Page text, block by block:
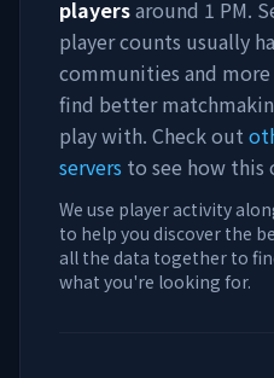
playersaround 1 PM.
player counts usually
communities and
find better
play with. Check out
servers to see how this
We use player activity
to help you discover the
all the data together to
what you're looking for.